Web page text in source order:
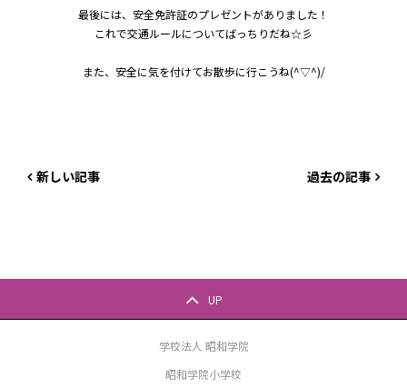
最後には、安全免許証のプレゼントがありました！
これで交通ルールについてばっちりだね☆彡
また、安全に気を付けてお散歩に行こうね(^▽^)/
過去の記事
新しい記事
UP
学校法人 昭和学院
昭和学院小学校